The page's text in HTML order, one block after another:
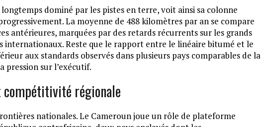
dominé par les pistes en terre, voit ainsi sa colonne
La moyenne de 488 kilomètres par an se compare
antérieures, marquées par des retards récurrents sur les grands
internationaux. Reste que le rapport entre le linéaire bitumé et le
aux standards observés dans plusieurs pays comparables de la
pression sur l’exécutif.
régionale
nationales. Le Cameroun joue un rôle de plateforme